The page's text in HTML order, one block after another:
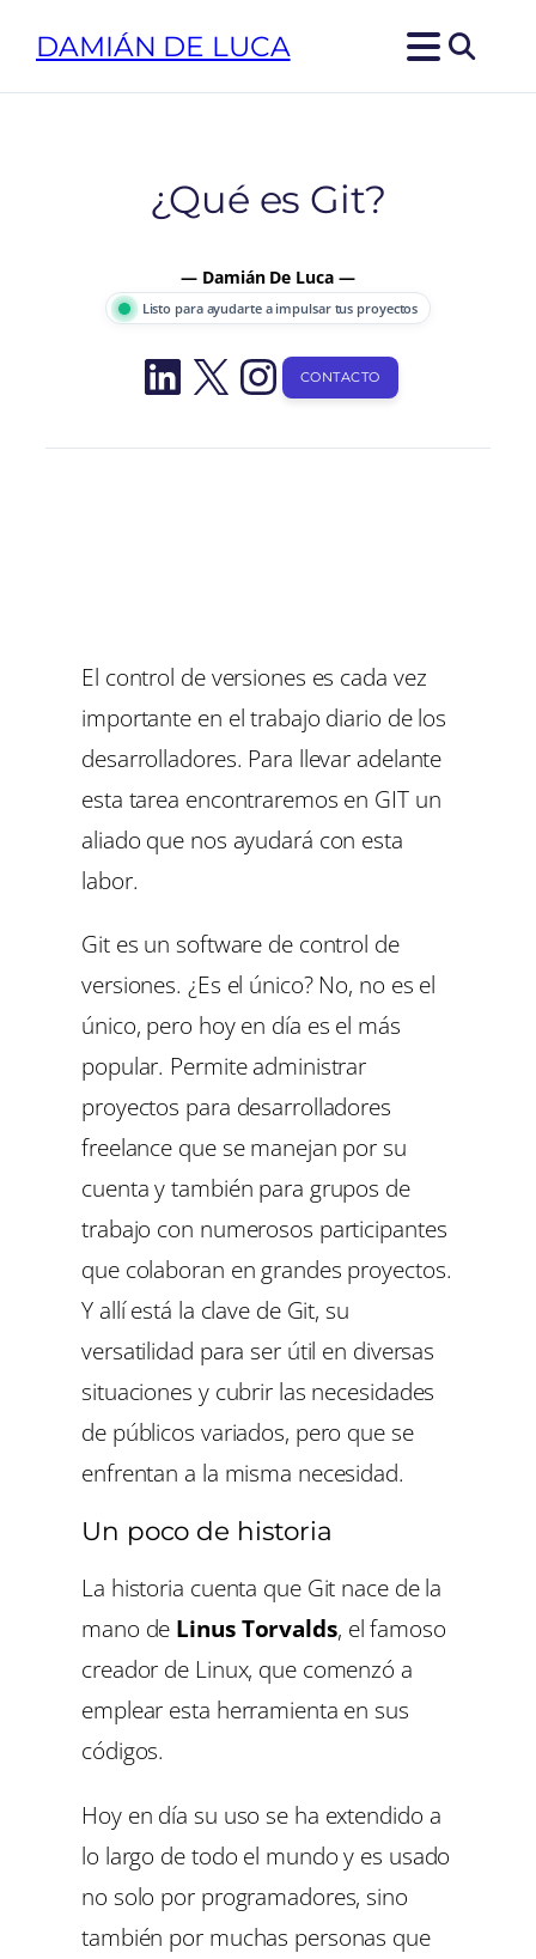
DAMIÁN DE LUCA
¿Qué es Git?
— Damián De Luca —
Listo para ayudarte a impulsar tus proyectos
LinkedIn
X Instagram
CONTACTO
El control de versiones es cada vez
importante en el trabajo diario de los
desarrolladores. Para llevar adelante
esta tarea encontraremos en GIT un
aliado que nos ayudará con esta
labor.
Git es un software de control de
versiones. ¿Es el único? No, no es el
único, pero hoy en día es el más
popular. Permite administrar
proyectos para desarrolladores
freelance que se manejan por su
cuenta y también para grupos de
trabajo con numerosos participantes
que colaboran en grandes proyectos.
Y allí está la clave de Git, su
versatilidad para ser útil en diversas
situaciones y cubrir las necesidades
de públicos variados, pero que se
enfrentan a la misma necesidad.
Un poco de historia
La historia cuenta que Git nace de la
mano de Linus Torvalds, el famoso
creador de Linux, que comenzó a
emplear esta herramienta en sus
códigos.
Hoy en día su uso se ha extendido a
lo largo de todo el mundo y es usado
no solo por programadores, sino
también por muchas personas que